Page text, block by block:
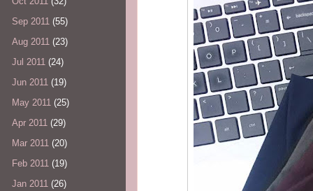
Sep 2011 (55)
Aug 2011 (23)
Jul 2011 (24)
Jun 2011 (19)
May 2011 (25)
Apr 2011 (29)
Mar 2011 (20)
Feb 2011 (19)
Jan 2011 (26)